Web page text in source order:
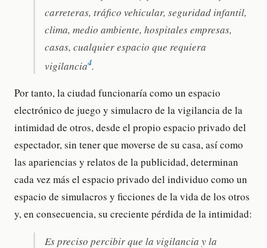
carreteras, tráfico vehicular, seguridad infantil,
clima, medio ambiente, hospitales empresas,
casas, cualquier espacio que requiera
vigilancia4.
Por tanto, la ciudad funcionaría como un espacio
electrónico de juego y simulacro de la vigilancia de la
intimidad de otros, desde el propio espacio privado del
espectador, sin tener que moverse de su casa, así como
las apariencias y relatos de la publicidad, determinan
cada vez más el espacio privado del individuo como un
espacio de simulacros y ficciones de la vida de los otros
y, en consecuencia, su creciente pérdida de la intimidad:
Es preciso percibir que la vigilancia y la